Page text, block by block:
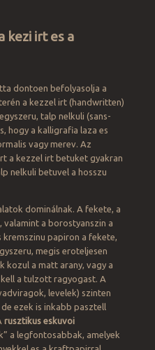
kezi irt es a
dontoen befolyasolja a
a kezzel irt (handwritten)
talp nelkuli (sans-
hogy a kalligrafia laza es
vagy merev. Az
a kezzel irt betuket gyakran
nelkuli betuvel a hosszu
dominálnak. A fekete, a
valamint a borostyanszin a
papiron a fekete,
megis eroteljesen
kozul a matt arany, vagy a
a tulzott ragyogast. A
levelek) szinten
ezek is inkabb pasztell
rusztikus eskuvoi
a legfontosabbak, amelyek